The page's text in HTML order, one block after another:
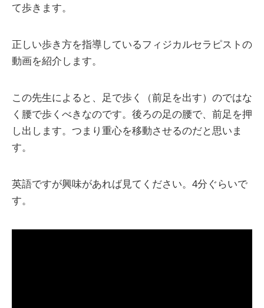
て歩きます。
正しい歩き方を指導しているフィジカルセラピストの
動画を紹介します。
この先生によると、足で歩く（前足を出す）のではな
く腰で歩くべきなのです。後ろの足の腰で、前足を押
し出します。つまり重心を移動させるのだと思いま
す。
英語ですが興味があれば見てください。4分ぐらいで
す。